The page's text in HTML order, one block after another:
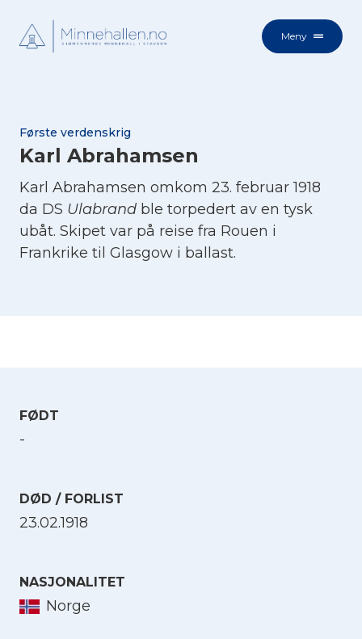
Meny
Første verdenskrig
Karl Abrahamsen
Karl Abrahamsen omkom 23. februar 1918
da DS Ulabrand ble torpedert av en tysk
ubåt. Skipet var på reise fra Rouen i
Frankrike til Glasgow i ballast.
FØDT
-
DØD / FORLIST
23.02.1918
NASJONALITET
Norge